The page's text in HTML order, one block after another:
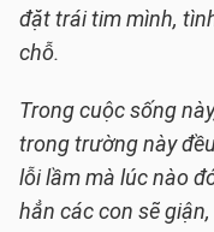
đặt trái tim mình,
chỗ.
Trong cuộc sống
trong trường này
lỗi lầm mà lúc nào
hẳn các con sẽ